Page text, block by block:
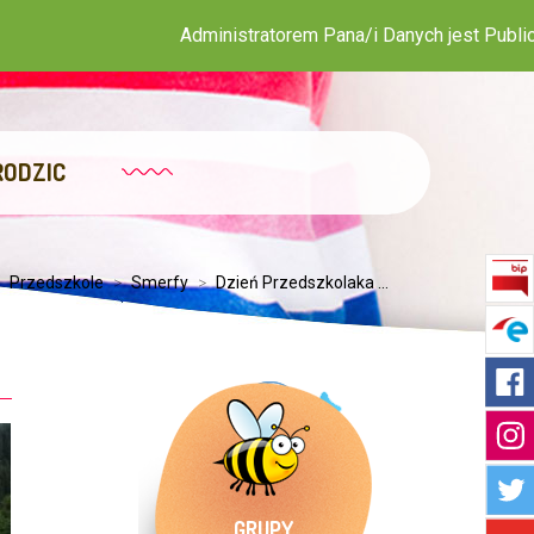
Pana/i Danych jest Publiczne Przedszkole nr 3 z
Przedszkole > Smerfy > Dzień Przedszkolaka ...